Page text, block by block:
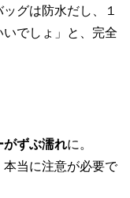
グは防水だし、１
でしょ」と、完全
がずぶ濡れに。
当に注意が必要で